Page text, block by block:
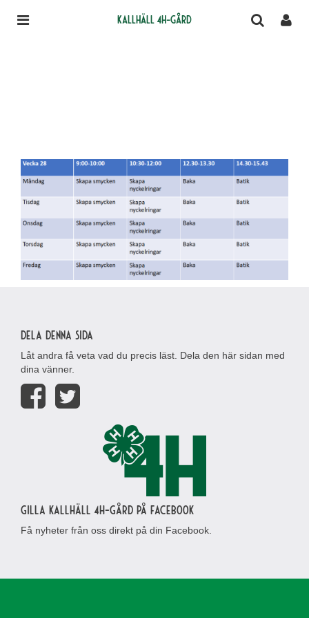
Kallhäll 4H-gård
Dela denna sida
Låt andra få veta vad du precis läst. Dela den här sidan med
dina vänner.
Gilla Kallhäll 4H-gård på Facebook
Få nyheter från oss direkt på din Facebook.